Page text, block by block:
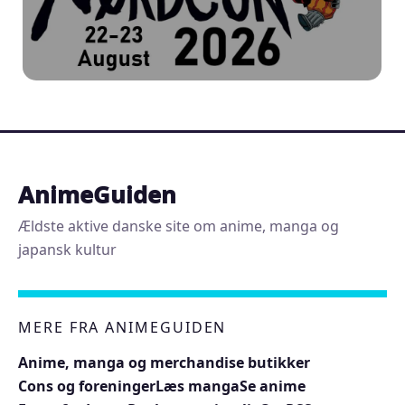
AnimeGuiden
Ældste aktive danske site om anime, manga og
japansk kultur
MERE FRA ANIMEGUIDEN
Anime, manga og merchandise butikker
Cons og foreningerLæs mangaSe anime